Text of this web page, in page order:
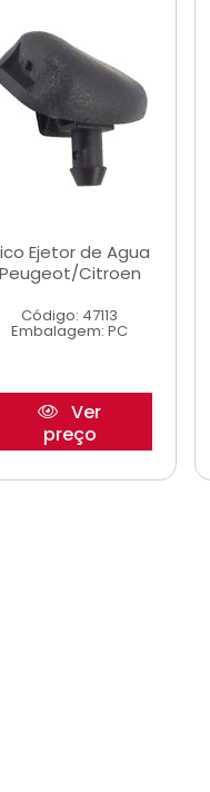
Ejetor de Agua
Citroen
Código: 47113
Embalagem: PC
Ver
preço